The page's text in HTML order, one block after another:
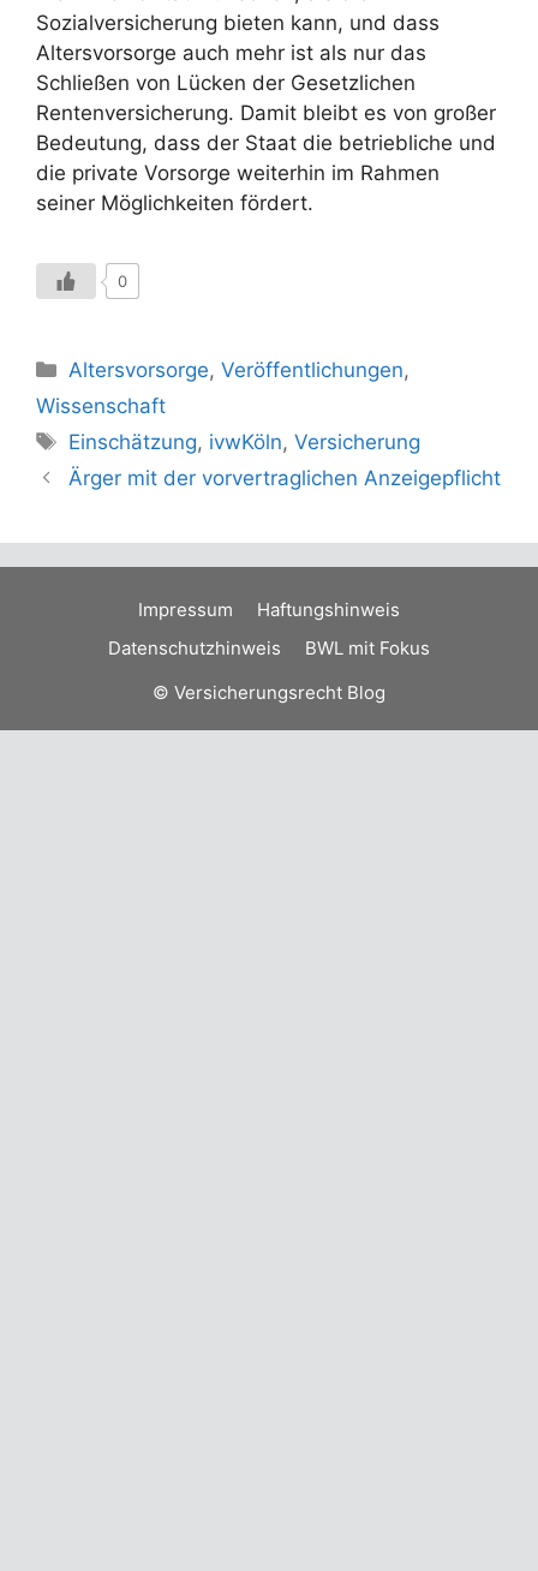
Sozialversicherung bieten kann, und dass
Altersvorsorge auch mehr ist als nur das
Schließen von Lücken der Gesetzlichen
Rentenversicherung. Damit bleibt es von großer
Bedeutung, dass der Staat die betriebliche und
die private Vorsorge weiterhin im Rahmen
seiner Möglichkeiten fördert.
0
Kategorien
Altersvorsorge,Veröffentlichungen,
Wissenschaft
Schlagwörter
Einschätzung, ivwKöln,Versicherung
Ärger mit der vorvertraglichen Anzeigepflicht
Impressum
Haftungshinweis
Datenschutzhinweis
BWL mit Fokus
© Versicherungsrecht Blog